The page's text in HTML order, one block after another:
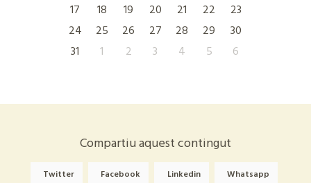
17
18 19 20 21 22
23
24
25 26 27 28 29
30
31
1 2 3 4 5 6
Compartiu aquest contingut
Twitter Facebook Linkedin Whatsapp